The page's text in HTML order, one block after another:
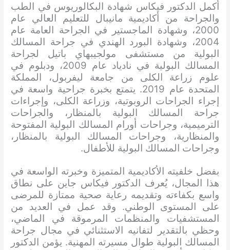
أكمل الدكتور فيكاس شهادة البكالوريوس في الطب
والجراحة من أكاديمية مانيبال للتعليم العالي عام
2000، وشهادة الماجستير في الجراحة العامة عام
2004، وشهادة البورد الهندي في جراحة المسالك
البولية من مستشفى مولجيبهاي باتيل لجراحة
المسالك البولية في نادياد عام 2009، ودبلوم في
علوم زراعة الكلى من جامعة ليفربول، المملكة
المتحدة عام 2019. يتمتع بخبرة جراحية واسعة في
إجراء الجراحات الروبوتية، وزراعة الكلى، وإجراءات
جراحة المسالك البولية بالمنظار، والجراحات
الترميمية، وجراحات أورام المسالك البولية المفتوحة
والمنظارية، وجراحات المسالك البولية بالمنظار،
وجراحات المسالك البولية للأطفال.
بفضل خلفيته الأكاديمية المتميزة وخبرته الواسعة في
هذا المجال، يُعرف الدكتور فيكاس جاين على نطاق
واسع بكفاءته وتقديمه رعاية صحية ممتازة للمرضى
على المستوى الوطني. وقد عمل في العديد من
المستشفيات والمنظمات المرموقة في الماضي،
وحظي بالتقدير لتفانيه الاستثنائي في مجال جراحة
المسالك البولية طوال مسيرته المهنية. يؤمن الدكتور